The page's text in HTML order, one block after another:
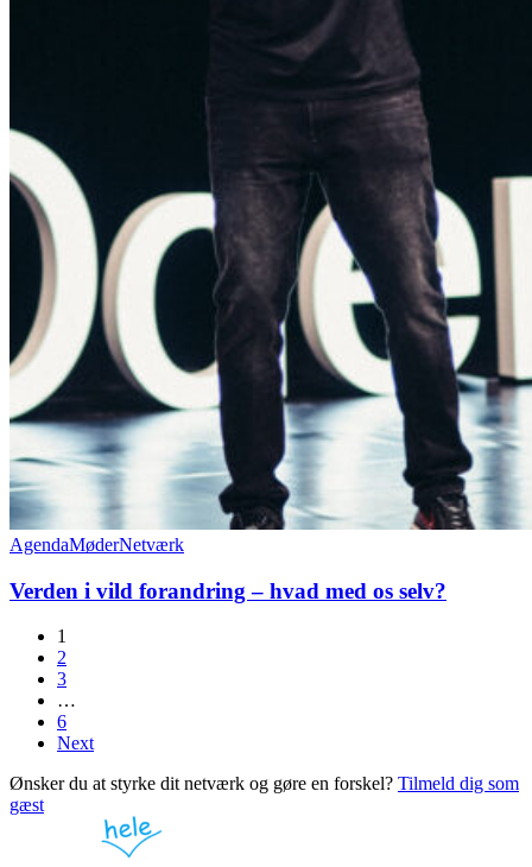
AgendaMøderNetværk
Verden i vild forandring – hvad med os selv?
1
2
3
…
6
Next
Ønsker du at styrke dit netværk og gøre en forskel? Tilmeld dig som
gæst